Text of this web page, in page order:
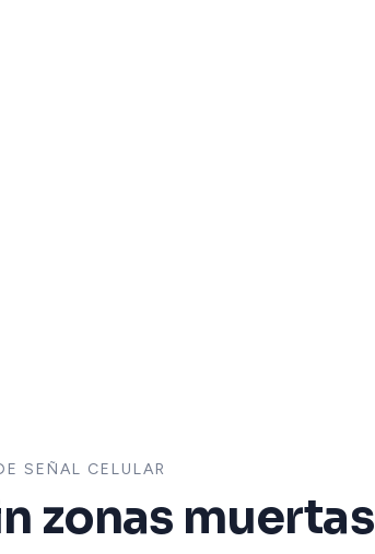
SEÑAL CELULAR
zonas muertas